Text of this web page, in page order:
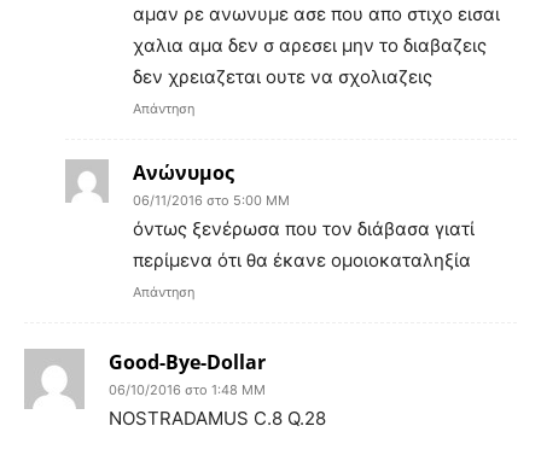
αμαν ρε ανωνυμε ασε που απο στιχο εισαι
χαλια αμα δεν σ αρεσει μην το διαβαζεις
δεν χρειαζεται ουτε να σχολιαζεις
Απάντηση
Ανώνυμος
06/11/2016 στο 5:00 ΜΜ
όντως ξενέρωσα που τον διάβασα γιατί
περίμενα ότι θα έκανε ομοιοκαταληξία
Απάντηση
Good-Bye-Dollar
06/10/2016 στο 1:48 ΜΜ
NOSTRADAMUS C.8 Q.28